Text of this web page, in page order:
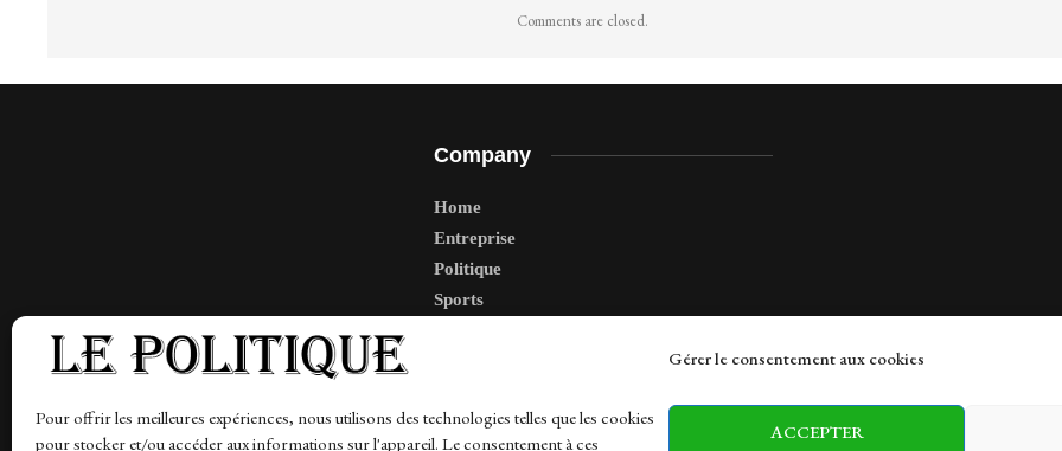
Gérer le consentement aux cookies
Pour offrir les meilleures expériences, nous utilisons des technologies telles que les cookies
pour stocker et/ou accéder aux informations sur l'appareil. Le consentement à ces
ACCEPTER
Comments are closed.
Company
Home
Entreprise
Politique
Sports